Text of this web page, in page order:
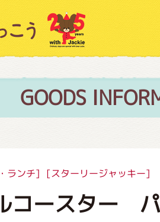
GOODS
ランチ] [スターリージャッキー]
コースター
ー紹介
紹介